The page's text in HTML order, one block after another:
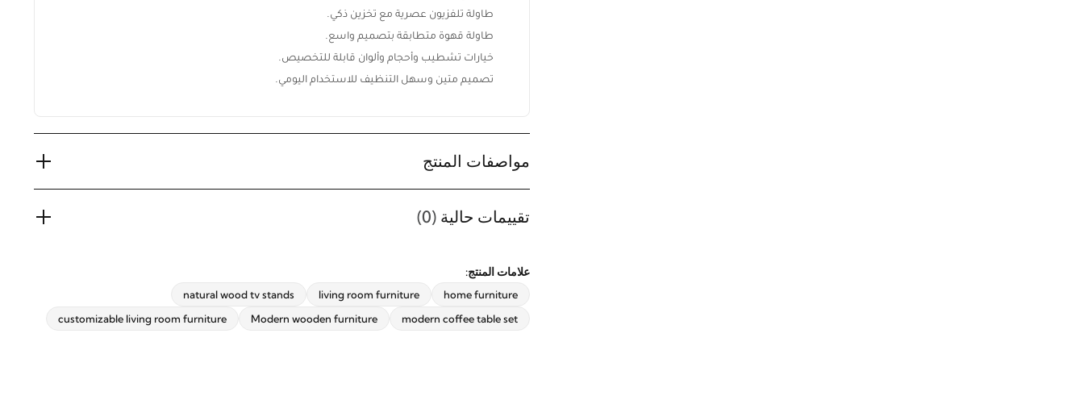
اشترك ليصلك أحدث تصميمات
الأثاث، أفكار الديكور المنزلي،
العروض الحصرية، وآخر أخبار ريڤيد.
اشترك الآن
طاولة تلفزيون عصرية مع تخزين ذكي.
طاولة قهوة متطابقة بتصميم واسع.
خيارات تشطيب وأحجام وألوان قابلة للتخصيص.
تصميم متين وسهل التنظيف للاستخدام اليومي.
مواصفات المنتج
تقييمات حالية (0)
علامات المنتج:
home furniture
living room furniture
natural wood tv stands
modern coffee table set
Modern wooden furniture
customizable living room furniture